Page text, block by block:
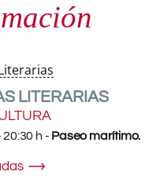
LITERARIAS
20:30 h - Paseo marítimo.